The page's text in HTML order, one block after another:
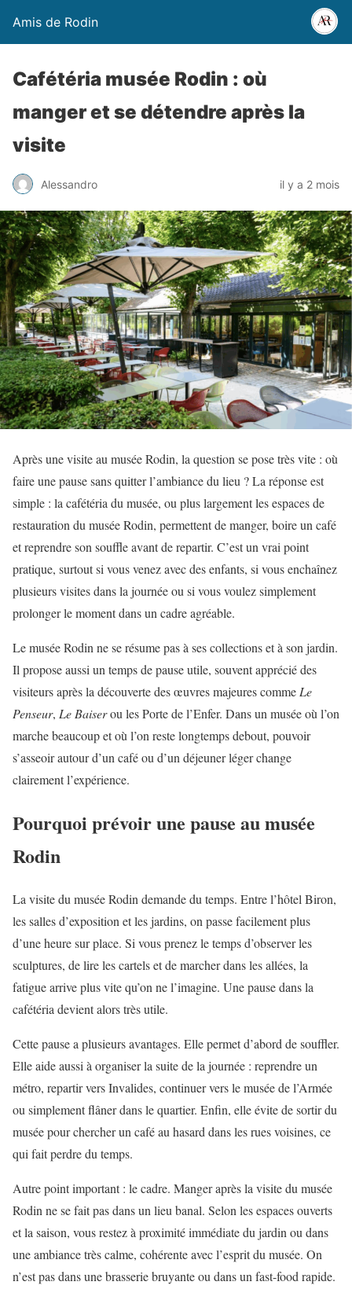
Amis de Rodin
Cafétéria musée Rodin : où
manger et se détendre après la
visite
Alessandro il y a 2 mois
Après une visite au musée Rodin, la question se pose très vite : où
faire une pause sans quitter l’ambiance du lieu ? La réponse est
simple : la cafétéria du musée, ou plus largement les espaces de
restauration du musée Rodin, permettent de manger, boire un café
et reprendre son souffle avant de repartir. C’est un vrai point
pratique, surtout si vous venez avec des enfants, si vous enchaînez
plusieurs visites dans la journée ou si vous voulez simplement
prolonger le moment dans un cadre agréable.
Le musée Rodin ne se résume pas à ses collections et à son jardin.
Il propose aussi un temps de pause utile, souvent apprécié des
visiteurs après la découverte des œuvres majeures commeLe
Penseur, Le Baiserou les Porte de l’Enfer. Dans un musée où l’on
marche beaucoup et où l’on reste longtemps debout, pouvoir
s’asseoir autour d’un café ou d’un déjeuner léger change
clairement l’expérience.
Pourquoi prévoir une pause au musée
Rodin
La visite du musée Rodin demande du temps. Entre l’hôtel Biron,
les salles d’exposition et les jardins, on passe facilement plus
d’une heure sur place. Si vous prenez le temps d’observer les
sculptures, de lire les cartels et de marcher dans les allées, la
fatigue arrive plus vite qu’on ne l’imagine. Une pause dans la
cafétéria devient alors très utile.
Cette pause a plusieurs avantages. Elle permet d’abord de souffler.
Elle aide aussi à organiser la suite de la journée : reprendre un
métro, repartir vers Invalides, continuer vers le musée de l’Armée
ou simplement flâner dans le quartier. Enfin, elle évite de sortir du
musée pour chercher un café au hasard dans les rues voisines, ce
qui fait perdre du temps.
Autre point important : le cadre. Manger après la visite du musée
Rodin ne se fait pas dans un lieu banal. Selon les espaces ouverts
et la saison, vous restez à proximité immédiate du jardin ou dans
une ambiance très calme, cohérente avec l’esprit du musée. On
n’est pas dans une brasserie bruyante ou dans un fast-food rapide.